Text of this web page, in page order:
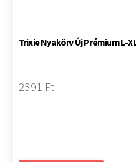
Trixie Nyakörv Új Prémium
2391 Ft